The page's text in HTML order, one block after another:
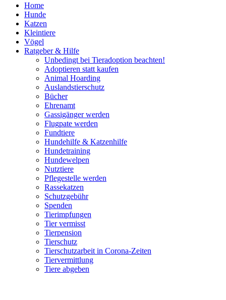
Home
Hunde
Katzen
Kleintiere
Vögel
Ratgeber & Hilfe
Unbedingt bei Tieradoption beachten!
Adoptieren statt kaufen
Animal Hoarding
Auslandstierschutz
Bücher
Ehrenamt
Gassigänger werden
Flugpate werden
Fundtiere
Hundehilfe & Katzenhilfe
Hundetraining
Hundewelpen
Nutztiere
Pflegestelle werden
Rassekatzen
Schutzgebühr
Spenden
Tierimpfungen
Tier vermisst
Tierpension
Tierschutz
Tierschutzarbeit in Corona-Zeiten
Tiervermittlung
Tiere abgeben